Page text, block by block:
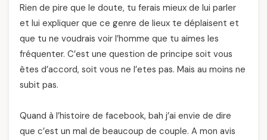
Rien de pire que le doute, tu ferais mieux de lui parler
et lui expliquer que ce genre de lieux te déplaisent et
que tu ne voudrais voir l’homme que tu aimes les
fréquenter. C’est une question de principe soit vous
êtes d’accord, soit vous ne l’etes pas. Mais au moins ne
subit pas.
Quand à l’histoire de facebook, bah j’ai envie de dire
que c’est un mal de beaucoup de couple. A mon avis